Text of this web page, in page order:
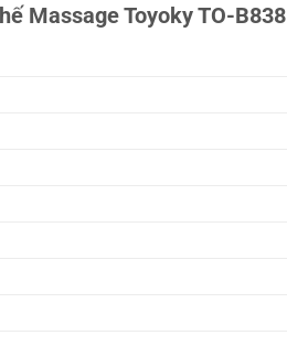
Massage Toyoky TO-B838